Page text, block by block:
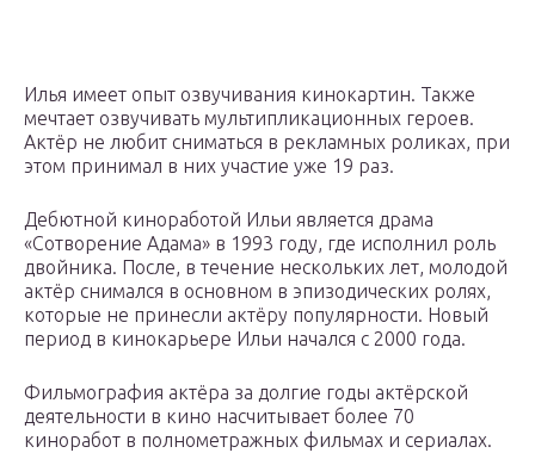
Илья имеет опыт озвучивания кинокартин. Также
мечтает озвучивать мультипликационных героев.
Актёр не любит сниматься в рекламных роликах, при
этом принимал в них участие уже 19 раз.
Дебютной киноработой Ильи является драма
«Сотворение Адама» в 1993 году, где исполнил роль
двойника. После, в течение нескольких лет, молодой
актёр снимался в основном в эпизодических ролях,
которые не принесли актёру популярности. Новый
период в кинокарьере Ильи начался с 2000 года.
Фильмография актёра за долгие годы актёрской
деятельности в кино насчитывает более 70
киноработ в полнометражных фильмах и сериалах.